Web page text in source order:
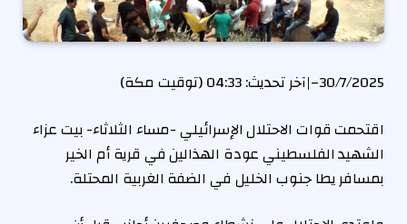
30/7/2025
–
|آخر تحديث:04:33 (توقيت مكة)
اقتحمت قوات الاحتلال الإسرائيلي -مساء الثلاثاء- بيت عزاء
الشهيد الفلسطيني عودة الهذالين في قرية أم الخير
بمسافر يطا جنوب الخليل في الضفة الغربية المحتلة.